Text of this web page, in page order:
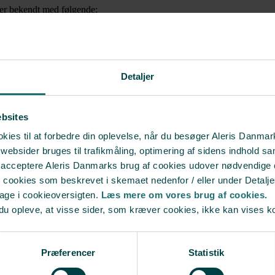
Detaljer
til at forbedre din oplevelse, når du besøger Aleris
bruges til trafikmåling, optimering af sidens indhold
Aleris Danmarks brug af cookies udover
som beskrevet i skemaet nedenfor / eller under
i cookieoversigten. Læs mere om vores brug af cookies.
opleve, at visse sider, som kræver cookies, ikke kan vises
Præferencer Statistik
bekendt med følgende:
misdannelser
m.v. søgt begrænset ved kun at anvende
undersøgt for at belyse dette. Trods disse særlige forsigtighedsregler
som du får at vide kan være arveligt, er det derfor vigtigt, at
kan dreje sig om smitteoverførsel. Selv om donor er testet fri for
oplysninger om arvelig sygdom hos donor, der
viser sig sent i donors liv. Såfremt din behandling med brug af
medfører blokering af donor, vil du blive underrettet frem til
og plads til individuel behandling. Du skal have ro til at